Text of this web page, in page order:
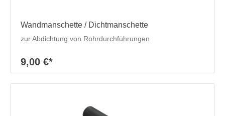
Wandmanschette / Dichtmanschette
zur Abdichtung von Rohrdurchführungen
9,00 €*